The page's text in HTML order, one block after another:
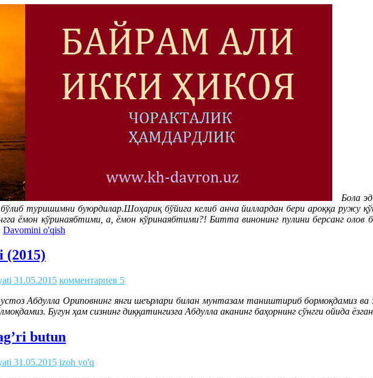
Бола
туришимни буюрдилар.Шоҳариқ бўйига келиб анча йиллардан бери ароққа ружу
ёмон кўринаябтими, а, ёмон кўринаябтими?! Битта винонинг пулини берсанг
Davomini o'qish
(2015)
31.05.2015 комментариев 5
Абдулла Ориповнинг янги шеърлари билан мунтазам таништириб бормоқдамиз
Бугун ҳам сизнинг диққатингизга Абдулла аканинг баҳорнинг сўнгги ойида
butun
31.05.2015 izoh yo'q